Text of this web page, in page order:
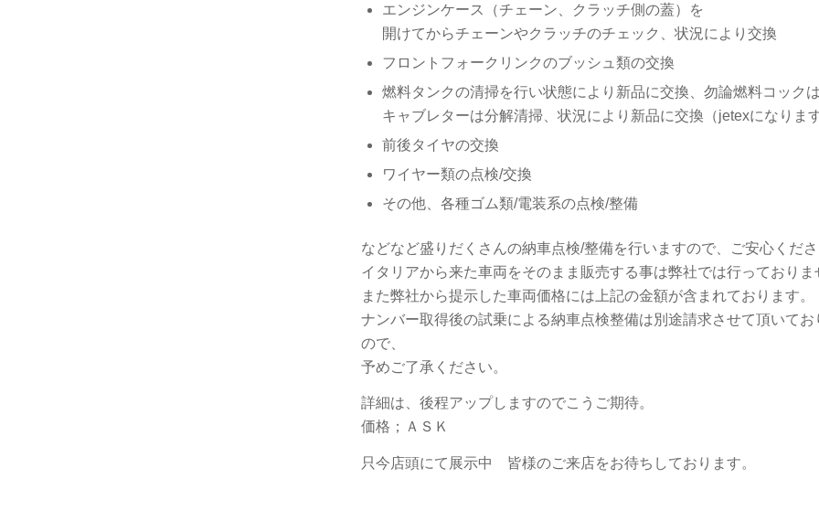
エンジンケース（チェーン、クラッチ側の蓋）を
開けてからチェーンやクラッチのチェック、状況により交換
フロントフォークリンクのブッシュ類の交換
燃料タンクの清掃を行い状態により新品に交換、勿論燃料コック
キャブレターは分解清掃、状況により新品に交換（jetexになります
前後タイヤの交換
ワイヤー類の点検/交換
その他、各種ゴム類/電装系の点検/整備
などなど盛りだくさんの納車点検/整備を行いますので、ご安心くださ
イタリアから来た車両をそのまま販売する事は弊社では行っておりま
また弊社から提示した車両価格には上記の金額が含まれております。
ナンバー取得後の試乗による納車点検整備は別途請求させて頂いてお
ので、
予めご了承ください。
詳細は、後程アップしますのでこうご期待。
価格；ＡＳＫ
只今店頭にて展示中 皆様のご来店をお待ちしております。